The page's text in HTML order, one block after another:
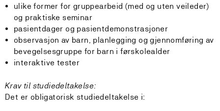
ulike former for gruppearbeid (med og uten veileder)
og praktiske seminar
pasientdager og pasientdemonstrasjoner
observasjon av barn, planlegging og gjennomføring av
bevegelsesgruppe for barn i førskolealder
interaktive tester
Krav til studiedeltakelse:
Det er obligatorisk studiedeltakelse i: